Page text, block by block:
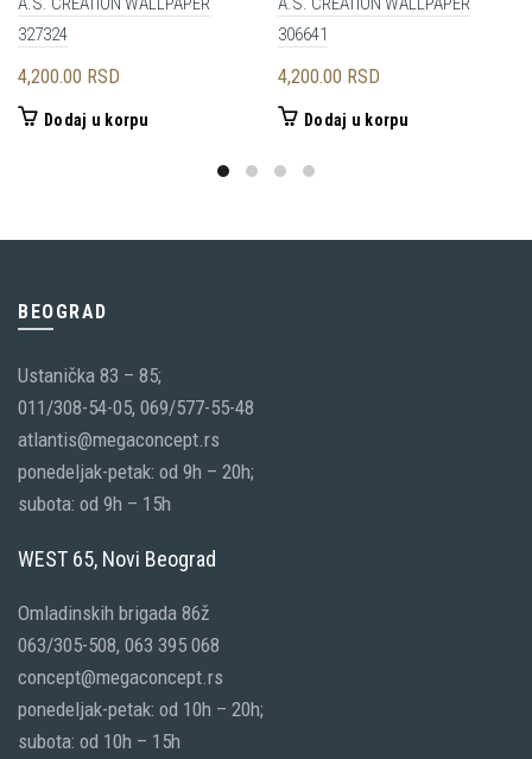
327324
4,200.00 RSD
Dodaj u korpu
306641
4,200.00 RSD
Dodaj u korpu
BEOGRAD
Ustanička 83 – 85;
011/308-54-05, 069/577-55-48
atlantis@megaconcept.rs
ponedeljak-petak: od 9h – 20h;
subota: od 9h – 15h
WEST 65, Novi Beograd
Omladinskih brigada 86ž
063/305-508, 063 395 068
concept@megaconcept.rs
ponedeljak-petak: od 10h – 20h;
subota: od 10h – 15h